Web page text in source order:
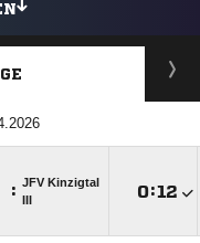
: JFV Kinzigtal
: